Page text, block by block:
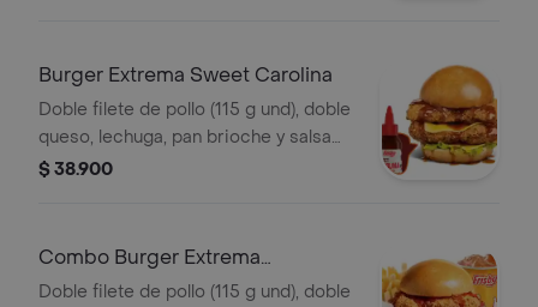
Burger Extrema Sweet Carolina
Doble filete de pollo (115 g und), doble
queso, lechuga, pan brioche y salsa
sweet Carolina
$ 38.900
Combo Burger Extrema
Polynesian Beach
Doble filete de pollo (115 g und), doble